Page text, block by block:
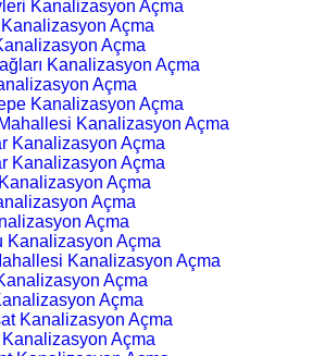
Kanalizasyon Açma
Açma
Açma
Kanalizasyon Açma
Açma
Kanalizasyon Açma
Kanalizasyon Açma
Kanalizasyon Açma
Kanalizasyon Açma
Açma
Açma
Açma
Kanalizasyon Açma
Kanalizasyon Açma
Açma
Açma
Kanalizasyon Açma
Açma